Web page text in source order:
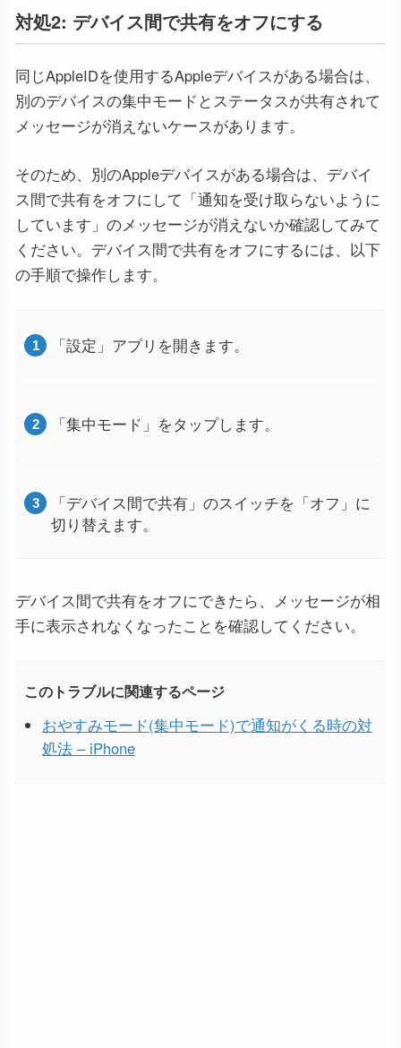
対処2: デバイス間で共有をオフにする
同じAppleIDを使用するAppleデバイスがある場合は、
別のデバイスの集中モードとステータスが共有されて
メッセージが消えないケースがあります。
そのため、別のAppleデバイスがある場合は、デバイ
ス間で共有をオフにして「通知を受け取らないように
しています」のメッセージが消えないか確認してみて
ください。デバイス間で共有をオフにするには、以下
の手順で操作します。
「設定」アプリを開きます。
「集中モード」をタップします。
「デバイス間で共有」のスイッチを「オフ」に
切り替えます。
デバイス間で共有をオフにできたら、メッセージが相
手に表示されなくなったことを確認してください。
このトラブルに関連するページ
おやすみモード(集中モード)で通知がくる時の対
処法 – iPhone